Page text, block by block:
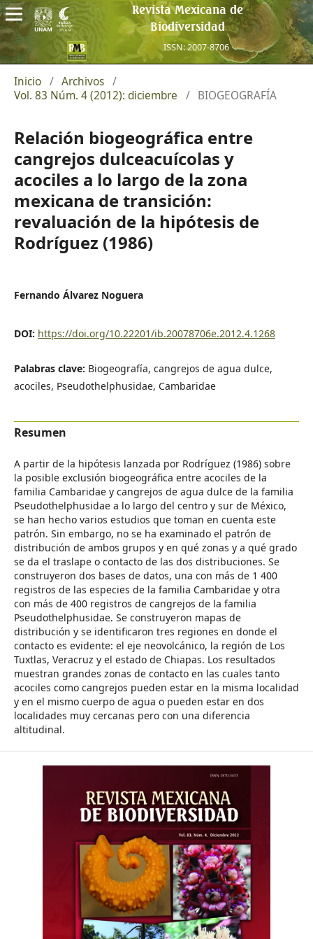
Revista Mexicana de
Biodiversidad
ISSN: 2007-8706
Inicio / Archivos /
Vol. 83 Núm. 4 (2012): diciembre
/ BIOGEOGRAFÍA
Relación biogeográfica entre
cangrejos dulceacuícolas y
acociles a lo largo de la zona
mexicana de transición:
revaluación de la hipótesis de
Rodríguez (1986)
Fernando Álvarez Noguera
DOI: https://doi.org/10.22201/ib.20078706e.2012.4.1268
Palabras clave: Biogeografía, cangrejos de agua dulce,
acociles, Pseudothelphusidae, Cambaridae
Resumen
A partir de la hipótesis lanzada por Rodríguez (1986) sobre
la posible exclusión biogeográfica entre acociles de la
familia Cambaridae y cangrejos de agua dulce de la familia
Pseudothelphusidae a lo largo del centro y sur de México,
se han hecho varios estudios que toman en cuenta este
patrón. Sin embargo, no se ha examinado el patrón de
distribución de ambos grupos y en qué zonas y a qué grado
se da el traslape o contacto de las dos distribuciones. Se
construyeron dos bases de datos, una con más de 1 400
registros de las especies de la familia Cambaridae y otra
con más de 400 registros de cangrejos de la familia
Pseudothelphusidae. Se construyeron mapas de
distribución y se identificaron tres regiones en donde el
contacto es evidente: el eje neovolcánico, la región de Los
Tuxtlas, Veracruz y el estado de Chiapas. Los resultados
muestran grandes zonas de contacto en las cuales tanto
acociles como cangrejos pueden estar en la misma localidad
y en el mismo cuerpo de agua o pueden estar en dos
localidades muy cercanas pero con una diferencia
altitudinal.